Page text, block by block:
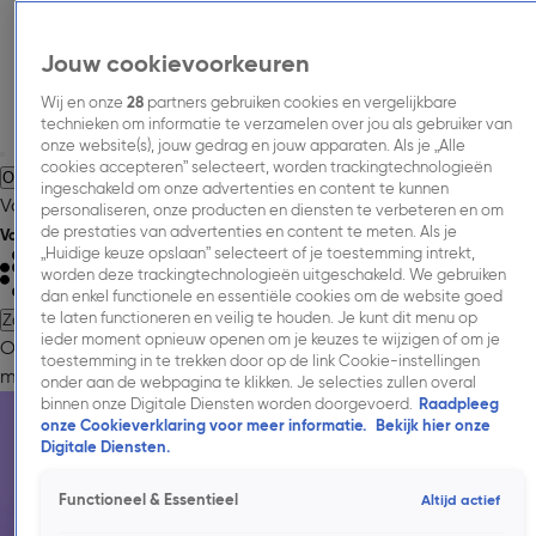
Over Talpa Media. Adverteren. Inspiratie. Nieuws. Inkoopinformatie.
Vacatures.Contact.
Volg Talpa Media
Zoeken
Over Talpa Media.Adverteren.Onze
merken.Cases.Onderzoeken.Nieuws. Inkoopinformatie.
Jouw cookievoorkeuren
Wij en onze 28partners gebruiken cookies en vergelijkbare
technieken om informatie te verzamelen over jou als gebruiker van
onze website(s), jouw gedrag en jouw apparaten. Als je „Alle
cookies accepteren” selecteert, worden trackingtechnologieën
ingeschakeld om onze advertenties en content te kunnen
personaliseren, onze producten en diensten te verbeteren en om
de prestaties van advertenties en content te meten. Als je
„Huidige keuze opslaan” selecteert of je toestemming intrekt,
worden deze trackingtechnologieën uitgeschakeld. We gebruiken
dan enkel functionele en essentiële cookies om de website goed
te laten functioneren en veilig te houden. Je kunt dit menu op
ieder moment opnieuw openen om je keuzes te wijzigen of om je
toestemming in te trekken door op de link Cookie-instellingen
onder aan de webpagina te klikken. Je selecties zullen overal
binnen onze Digitale Diensten worden doorgevoerd. Raadpleeg
onze Cookieverklaring voor meer informatie.
Bekijk hier onze
Digitale Diensten.
Functioneel & Essentieel Altijd actief